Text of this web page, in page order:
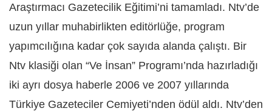
Araştırmacı Gazetecilik Eğitimi’ni tamamladı. Ntv’de
uzun yıllar muhabirlikten editörlüğe, program
yapımcılığına kadar çok sayıda alanda çalıştı. Bir
Ntv klasiği olan “Ve İnsan” Programı’nda hazırladığı
iki ayrı dosya haberle 2006 ve 2007 yıllarında
Türkiye Gazeteciler Cemiyeti’nden ödül aldı. Ntv’den